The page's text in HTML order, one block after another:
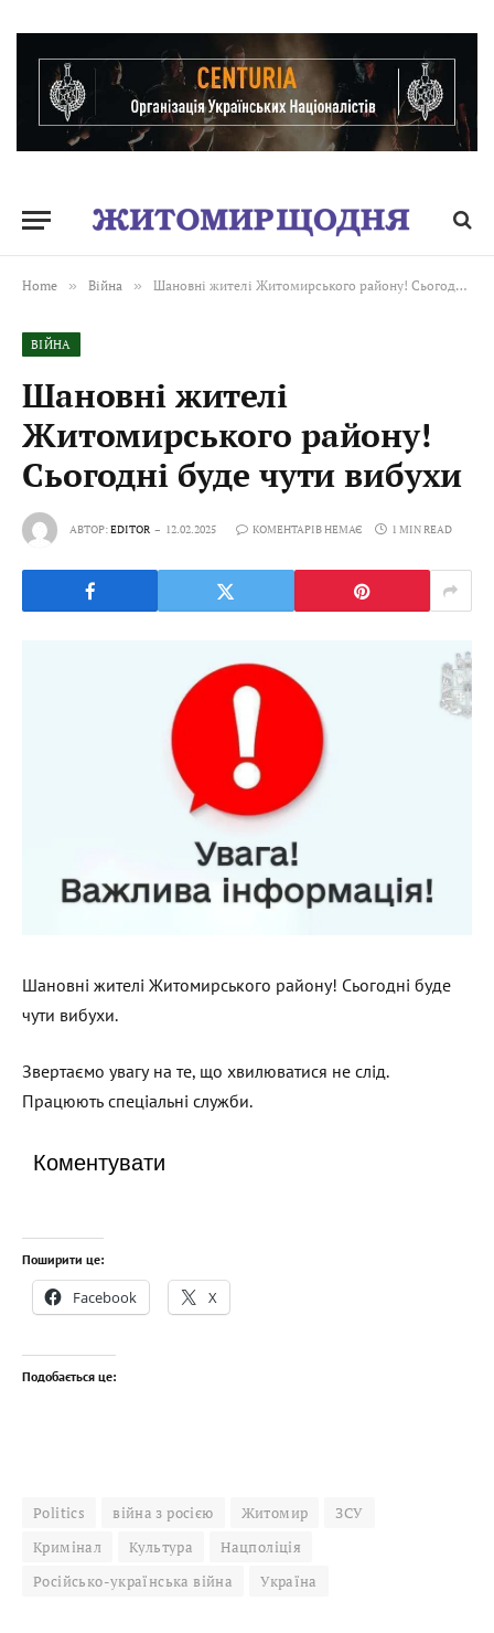
Home » Війна » Шановні жителі Житомирського району! Сьогодні буде чути вибухи
ВІЙНА
Шановні жителі
Житомирського району!
Сьогодні буде чути вибухи
АВТОР:EDITOR 12.02.2025 КОМЕНТАРІВ НЕМАЄ 1 MIN READ
Шановні жителі Житомирського району! Сьогодні буде
чути вибухи.
Звертаємо увагу на те, що хвилюватися не слід.
Працюють спеціальні служби.
Коментувати
Поширити це:
Facebook X
Подобається це:
Politics війна з росією Житомир
ЗСУ
Кримінал
Культура
Нацполіція
Російсько-українська війна
Україна